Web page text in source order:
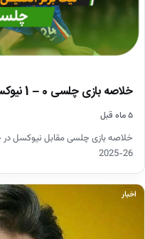
خلاصه بازی چلسی 0 – 1 نیوکسل (لیگ برتر انگلیس)
۵ ماه قبل
خلاصه بازی چلسی مقابل نیوکسل
26-2025
اخبار